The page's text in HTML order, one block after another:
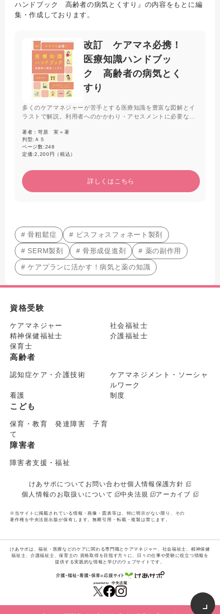
ハンドブック 高齢者の病気とくすり』の内容をもとに編
集・作成しております。
改訂 ケアマネ必携！
医療知識ハンドブッ
ク 高齢者の病気とく
すり
多くのケアマネジャーが苦手とする医療知識を豊富な図解とイ
ラストで解説。利用者へのかかわり・アセスメントに必要な病
使われる薬の情報もまとめた。フレイルなど近年のトピックも
収載した「入門書」に最適の一冊。
著者：苛原 実＝著
判型: Ａ５
ページ数:248
定価:2,200円（税込）
詳しくはこちら
# 骨粗鬆症 # ビスフォスフォネート製剤
# SERM製剤 # 骨形成促進剤 # 薬の副作用
# ケアプランに活かす！病気と薬の知識
資格受験
ケアマネジャー
社会福祉士
精神保健福祉士
介護福祉士
保育士
高齢者
認知症ケア・介護技術
ケアマネジメント・ソーシャ
ルワーク
看護
制度
こども
保育・教育 発達障害 子育
て
障害者
障害者支援・福祉
けあサポについて お問い合わせ個人情報保護方針
個人情報のお取扱いについて
中央法規 アーカイブ
※当サイトに掲載されている情報・画像・図表等は、特に明示がない限り、その
著作権を中央法規出版が保有します。無断引用・転載・複製は禁じます。
けあサポは、福祉・医療などのケアに関わる専門職とケアマネジャー、社会福祉士、精神保健
福祉士、介護福祉士、保育士の 資格取得を目指す方々に、日々の仕事や受験に役立つ情報を
提供する実践的な情報と学びのウェブサイトです。